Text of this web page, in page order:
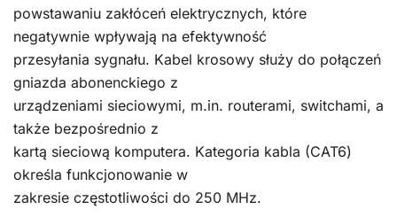
powstawaniu zakłóceń elektrycznych, które
negatywnie wpływają na efektywność
przesyłania sygnału. Kabel krosowy służy do połączeń
gniazda abonenckiego z
urządzeniami sieciowymi, m.in. routerami, switchami, a
także bezpośrednio z
kartą sieciową komputera. Kategoria kabla (CAT6)
określa funkcjonowanie w
zakresie częstotliwości do 250 MHz.